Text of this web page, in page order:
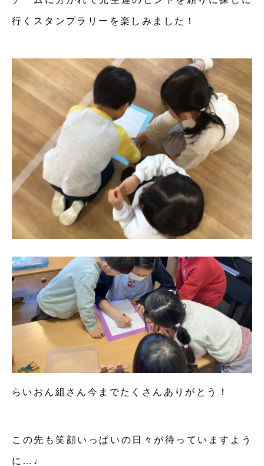
行くスタンプラリーを楽しみました！
らいおん組さん今までたくさんありがとう！
この先も笑顔いっぱいの日々が待っていますよう
に…♩